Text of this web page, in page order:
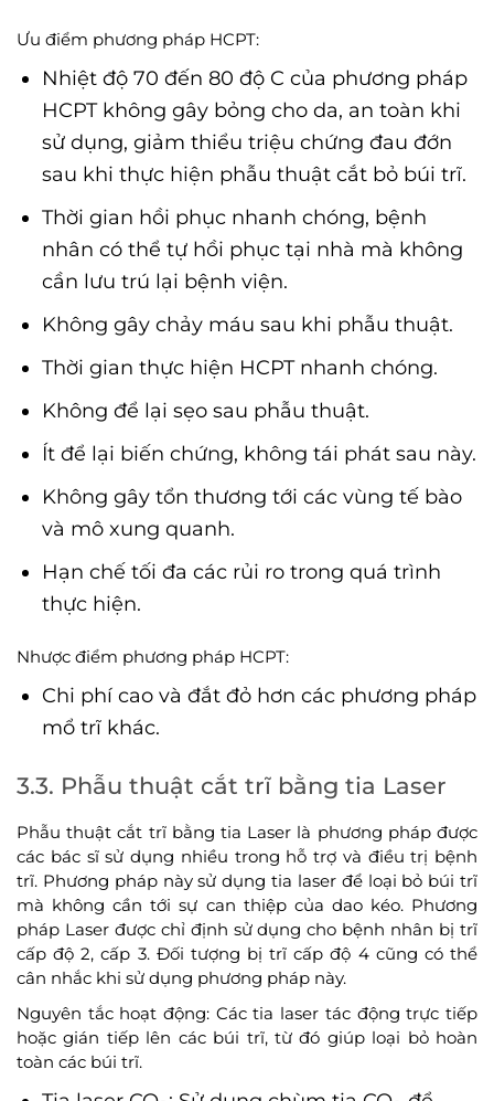
Ưu điểm phương pháp HCPT:
Nhiệt độ 70 đến 80 độ C của phương pháp
HCPT không gây bỏng cho da, an toàn khi
sử dụng, giảm thiểu triệu chứng đau đớn
sau khi thực hiện phẫu thuật cắt bỏ búi trĩ.
Thời gian hồi phục nhanh chóng, bệnh
nhân có thể tự hồi phục tại nhà mà không
cần lưu trú lại bệnh viện.
Không gây chảy máu sau khi phẫu thuật.
Thời gian thực hiện HCPT nhanh chóng.
Không để lại sẹo sau phẫu thuật.
Ít để lại biến chứng, không tái phát sau này.
Không gây tổn thương tới các vùng tế bào
và mô xung quanh.
Hạn chế tối đa các rủi ro trong quá trình
thực hiện.
Nhược điểm phương pháp HCPT:
Chi phí cao và đắt đỏ hơn các phương pháp
mổ trĩ khác.
3.3. Phẫu thuật cắt trĩ bằng tia Laser
Phẫu thuật cắt trĩ bằng tia Laser là phương pháp được
các bác sĩ sử dụng nhiều trong hỗ trợ và điều trị bệnh
trĩ. Phương pháp này sử dụng tia laser để loại bỏ búi trĩ
mà không cần tới sự can thiệp của dao kéo. Phương
pháp Laser được chỉ định sử dụng cho bệnh nhân bị trĩ
cấp độ 2, cấp 3. Đối tượng bị trĩ cấp độ 4 cũng có thể
cân nhắc khi sử dụng phương pháp này.
Nguyên tắc hoạt động: Các tia laser tác động trực tiếp
hoặc gián tiếp lên các búi trĩ, từ đó giúp loại bỏ hoàn
toàn các búi trĩ.